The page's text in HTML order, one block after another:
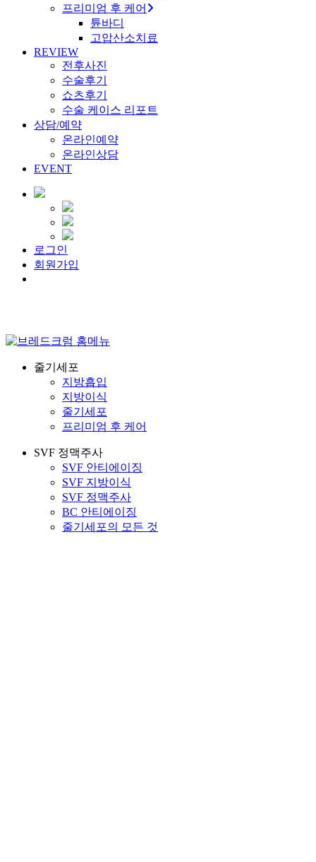
프리미엄 후 케어
튠바디
고압산소치료
REVIEW
전후사진
수술후기
쇼츠후기
수술 케이스 리포트
상담/예약
온라인예약
온라인상담
EVENT
로그인
회원가입
줄기세포
지방흡입
지방이식
줄기세포
프리미엄 후 케어
SVF 정맥주사
SVF 안티에이징
SVF 지방이식
SVF 정맥주사
BC 안티에이징
줄기세포의 모든 것